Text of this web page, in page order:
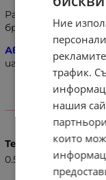
Развива умението
броенето.
Авенди пиратско
играчи.
Тегло (кг.)
0.50
Ние
трафик.
нашия
които